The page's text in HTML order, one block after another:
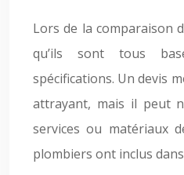
Lors de la comparaison
qu’ils sont tous
spécifications. Un devis
attrayant, mais il peut
services ou matériaux
plombiers ont inclus